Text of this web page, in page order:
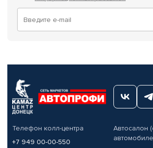
Телефон колл-центра
+7 949 00-00-550
Автосалон